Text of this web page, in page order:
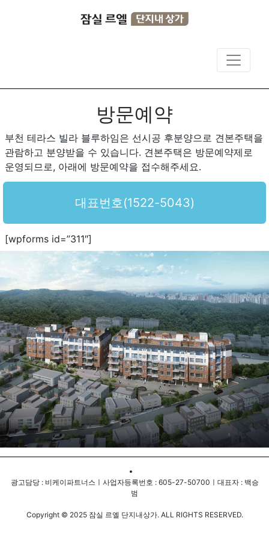
방문예약
부천 테라스 빌라 블루하임은 선시공 후분양으로 견본주택을
관람하고 분양받을 수 있습니다. 견본주택은 방문예약제로
운영되므로, 아래에 방문예약을 접수해주세요.
대표번호(1522-5043)
[wpforms id=”311″]
광고담당 : 비케이파트너스ㅣ사업자등록번호 : 605-27-50700ㅣ대표자 : 백승
범
Copyright © 2025 잠실 르엘 단지내상가. ALL RIGHTS RESERVED.